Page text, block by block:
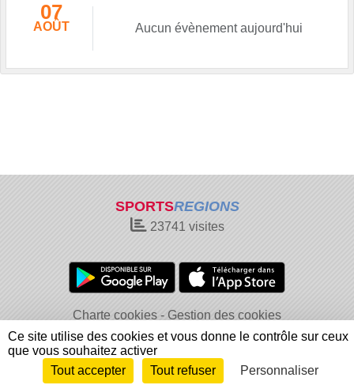
07
AOÛT Aucun évènement aujourd'hui
SPORTSREGIONS
23741 visites
Charte cookies
Gestion des cookies
Informations légales
Signaler un contenu inapproprié
Envie de participer ? Connexion
Ce site utilise des cookies et vous donne le contrôle sur ceux
que vous souhaitez activer
Tout accepter
Tout refuser Personnaliser